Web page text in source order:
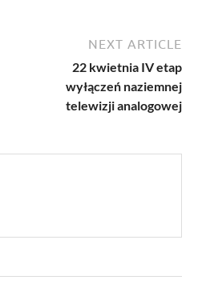
NEXT ARTICLE
22 kwietnia IV etap
wyłączeń naziemnej
telewizji analogowej